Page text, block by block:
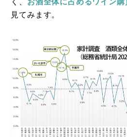
く、 お酒全体に占めるワイン購
見てみます。